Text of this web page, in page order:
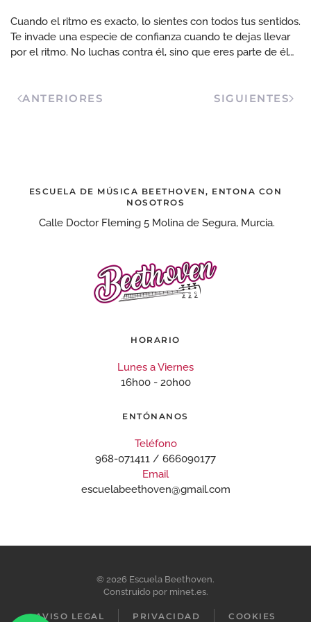
Cuando el ritmo es exacto, lo sientes con todos tus sentidos.
Te invade una especie de confianza cuando te dejas llevar
por el ritmo. No luchas contra él, sino que eres parte de él…
ANTERIORES SIGUIENTES
ESCUELA DE MÚSICA BEETHOVEN, ENTONA CON
NOSOTROS
Calle Doctor Fleming 5 Molina de Segura, Murcia.
HORARIO
Lunes a Viernes
16h00 - 20h00
ENTÓNANOS
Teléfono
968-071411 / 666090177
Email
escuelabeethoven@gmail.com
© 2026 Escuela Beethoven.
Construido por minet.es.
AVISO LEGAL PRIVACIDAD COOKIES